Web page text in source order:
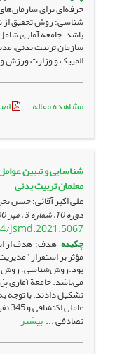
حرفه­‌ای برای
شناسی: روش تحقیق از
باشد. جامعه آماری
سازمان تربیت بدنی،
المپیک و وزارت ورزش
مشاهده مقاله
شناسایی و تبیین
معلمان تربیت بدنی
علی اکبر آقائی؛ حسن
دوره 10، شماره 3 ، مهر 1400، صفحه
jsmd.2021.5067
چکیده هدف: هدف از
مؤثر بر استقرار
بود.روش‌شناسی: روش
می‌باشد. جامعة آماری
تصادفی ... بیشتر